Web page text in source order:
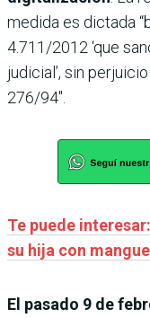
medida es dictada
4.711/2012 ‘que
judicial’, sin
276/94″.
Te puede
su hija con
El pasado 9 de